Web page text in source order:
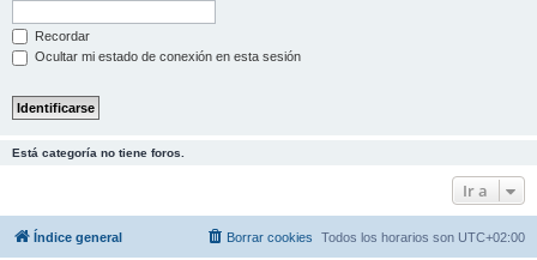
Recordar
Ocultar mi estado de conexión en esta sesión
Está categoría no tiene foros.
Ir a
Índice general Todos los horarios son UTC+02:00
Borrar cookies